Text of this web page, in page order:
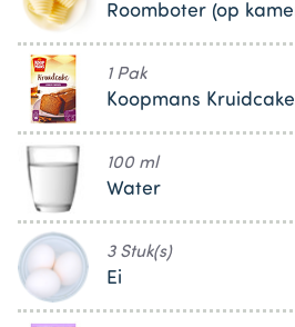
Roomboter (op
1 Pak
Koopmans Kruidcake
100 ml
Water
3 Stuk(s)
Ei